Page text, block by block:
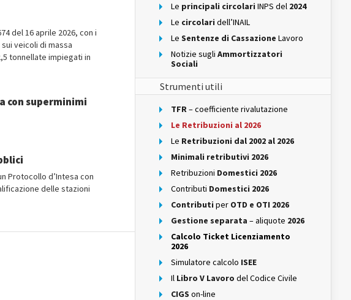
del 16 aprile 2026, con i
veicoli di massa
tonnellate impiegati in
con superminimi
Protocollo d’Intesa con
delle stazioni
Le principali circolari INPS del 2024
Le circolari dell’INAIL
Le Sentenze di Cassazione Lavoro
Notizie sugli Ammortizzatori
Sociali
Strumenti utili
TFR– coefficiente rivalutazione
Le Retribuzioni al 2026
Le Retribuzioni dal 2002 al 2026
Minimali retributivi 2026
Retribuzioni Domestici 2026
Contributi Domestici 2026
Contributi per OTD e OTI 2026
Gestione separata – aliquote 2026
Calcolo Ticket Licenziamento
2026
Simulatore calcolo ISEE
Il Libro V Lavoro del Codice Civile
CIGS on-line